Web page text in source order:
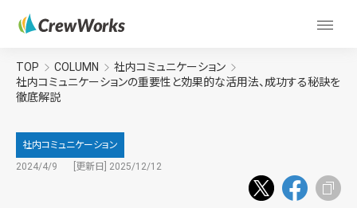
TOP COLUMN
社内コミュニケーション
社内コミュニケーションの重要性と効果的な活用法、成功する秘訣を
徹底解説
社内コミュニケーション
2024/4/9
[更新日] 2025/12/12